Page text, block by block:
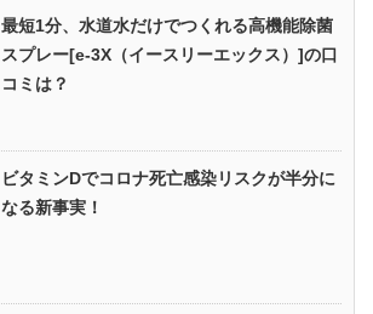
最短1分、水道水だけでつくれる高機能除菌
スプレー[e-3X（イースリーエックス）]の口
コミは？
ビタミンDでコロナ死亡感染リスクが半分に
なる新事実！